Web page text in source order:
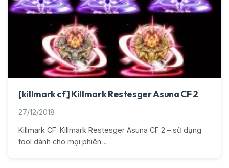
[killmark cf] Killmark Restesger Asuna CF 2
27/12/2018
Killmark CF: Killmark Restesger Asuna CF 2 – sử dụng
tool dành cho mọi phiên…